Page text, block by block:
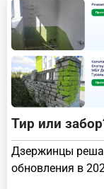
Тир или
Дзержинцы
обновления в